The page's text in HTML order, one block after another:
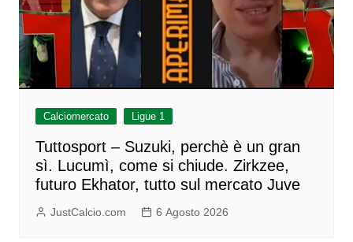
Calciomercato Ligue 1
Tuttosport – Suzuki, perchè è un gran
sì. Lucumì, come si chiude. Zirkzee,
futuro Ekhator, tutto sul mercato Juve
JustCalcio.com 6 Agosto 2026